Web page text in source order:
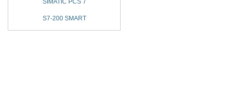
SIMATIC PCS 7
S7-200 SMART